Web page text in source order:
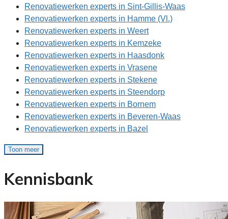
Renovatiewerken experts in Sint-Gillis-Waas
Renovatiewerken experts in Hamme (Vl.)
Renovatiewerken experts in Weert
Renovatiewerken experts in Kemzeke
Renovatiewerken experts in Haasdonk
Renovatiewerken experts in Vrasene
Renovatiewerken experts in Stekene
Renovatiewerken experts in Steendorp
Renovatiewerken experts in Bornem
Renovatiewerken experts in Beveren-Waas
Renovatiewerken experts in Bazel
Toon meer
Kennisbank